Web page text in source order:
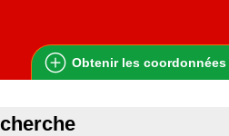
Obtenir les coordonnées